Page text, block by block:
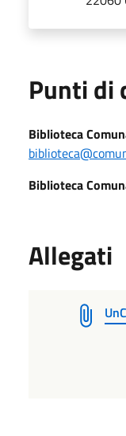
Punti di
Biblioteca
Biblioteca
Allegati